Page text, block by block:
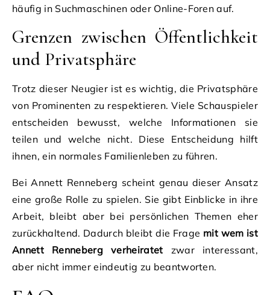
häufig in Suchmaschinen oder Online-Foren auf.
Grenzen zwischen Öffentlichkeit
und Privatsphäre
Trotz dieser Neugier ist es wichtig, die Privatsphäre
von Prominenten zu respektieren. Viele Schauspieler
entscheiden bewusst, welche Informationen sie
teilen und welche nicht. Diese Entscheidung hilft
ihnen, ein normales Familienleben zu führen.
Bei Annett Renneberg scheint genau dieser Ansatz
eine große Rolle zu spielen. Sie gibt Einblicke in ihre
Arbeit, bleibt aber bei persönlichen Themen eher
zurückhaltend. Dadurch bleibt die Frage mit wem ist
Annett Renneberg verheiratet zwar interessant,
aber nicht immer eindeutig zu beantworten.